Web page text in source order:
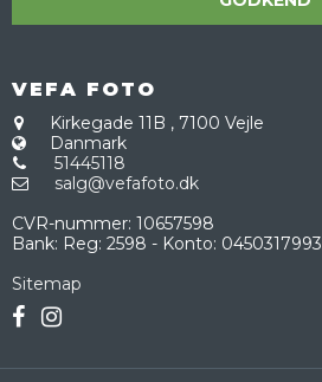
VEFA FOTO
Kirkegade 11B , 7100 Vejle
Danmark
51445118
salg@vefafoto.dk
CVR-nummer: 10657598
Bank: Reg: 2598 - Konto: 0450317993
Sitemap